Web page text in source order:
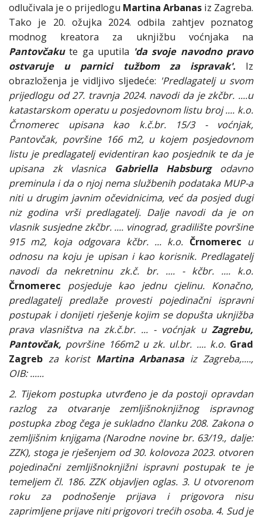
odlučivala je o prijedlogu Martina Arbanas iz Zagreba.
Tako je 20. ožujka 2024. odbila zahtjev poznatog
modnog kreatora za uknjižbu voćnjaka na
Pantovčakute ga uputila 'da svoje navodno pravo
ostvaruje u parnici tužbom za ispravak'. Iz
obrazloženja je vidljivo sljedeće: 'Predlagatelj u svom
prijedlogu od 27. travnja 2024. navodi da je zkčbr. ....u
katastarskom operatu u posjedovnom listu broj .... k.o.
Črnomerec upisana kao k.č.br. 15/3 - voćnjak,
Pantovčak, površine 166 m2, u kojem posjedovnom
listu je predlagatelj evidentiran kao posjednik te da je
upisana zk vlasnicaGabriella Habsburg odavno
preminula i da o njoj nema službenih podataka MUP-a
niti u drugim javnim očevidnicima, već da posjed dugi
niz godina vrši predlagatelj. Dalje navodi da je on
vlasnik susjedne zkčbr. .... vinograd, gradilište površine
915 m2, koja odgovara kčbr. ... k.o. Črnomerec u
odnosu na koju je upisan i kao korisnik. Predlagatelj
navodi da nekretninu zk.č. br. .... - kčbr. .... k.o.
Črnomerec posjeduje kao jednu cjelinu. Konačno,
predlagatelj predlaže provesti pojedinačni ispravni
postupak i donijeti rješenje kojim se dopušta uknjižba
prava vlasništva na zk.č.br. ... - voćnjak u Zagrebu,
Pantovčak, površine 166m2 u zk. ul.br. .... k.o. Grad
Zagreb za korist Martina Arbanasaiz Zagreba,....,
OIB: ......
2. Tijekom postupka utvrđeno je da postoji opravdan
razlog za otvaranje zemljišnoknjižnog ispravnog
postupka zbog čega je sukladno članku 208. Zakona o
zemljišnim knjigama (Narodne novine br. 63/19., dalje:
ZZK), stoga je rješenjem od 30. kolovoza 2023. otvoren
pojedinačni zemljišnoknjižni ispravni postupak te je
temeljem čl. 186. ZZK objavljen oglas. 3. U otvorenom
roku za podnošenje prijava i prigovora nisu
zaprimljene prijave niti prigovori trećih osoba. 4. Sud je